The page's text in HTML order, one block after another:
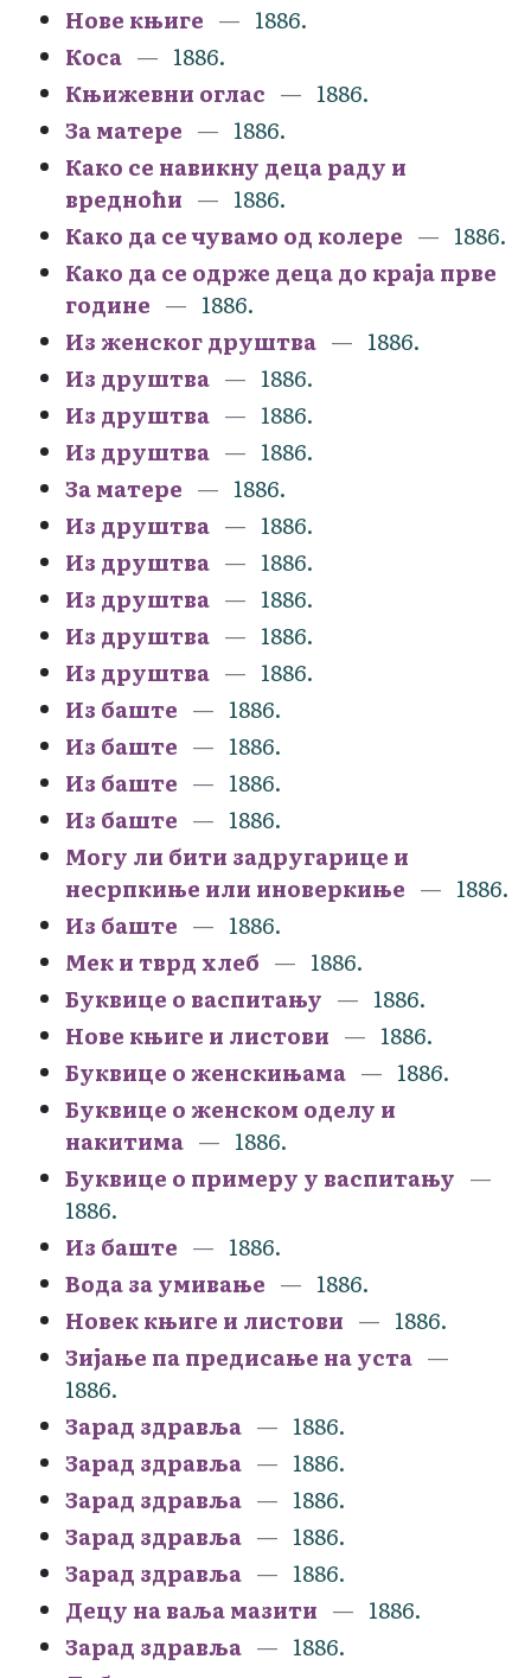
Нове књиге
1886.
Коса
1886.
Књижевни оглас
1886.
За матере
1886.
Како се навикну деца раду и
вредноћи
1886.
Како да се чувамо од колере
1886.
Како да се одрже деца до краја прве
године
1886.
Из женског друштва
1886.
Из друштва
1886.
Из друштва
1886.
Из друштва
1886.
За матере
1886.
Из друштва
1886.
Из друштва
1886.
Из друштва
1886.
Из друштва
1886.
Из друштва
1886.
Из баште
1886.
Из баште
1886.
Из баште
1886.
Из баште
1886.
Могу ли бити задругарице и
несрпкиње или иноверкиње
1886.
Из баште
1886.
Мек и тврд хлеб
1886.
Буквице о васпитању
1886.
Нове књиге и листови
1886.
Буквице о женскињама
1886.
Буквице о женском оделу и
накитима
1886.
Буквице о примеру у васпитању
1886.
Из баште
1886.
Вода за умивање
1886.
Новек књиге и листови
1886.
Зијање па предисање на уста
1886.
Зарад здравља
1886.
Зарад здравља
1886.
Зарад здравља
1886.
Зарад здравља
1886.
Зарад здравља
1886.
Децу на ваља мазити
1886.
Зарад здравља
1886.